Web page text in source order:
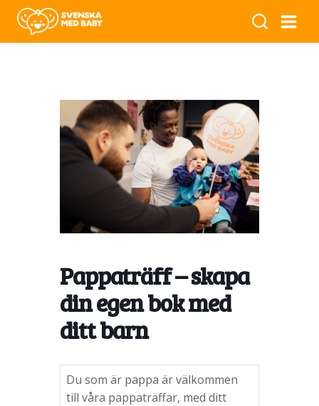
Pappaträff – skapa
din egen bok med
ditt barn
Du som är pappa är välkommen
till våra pappaträffar, med ditt